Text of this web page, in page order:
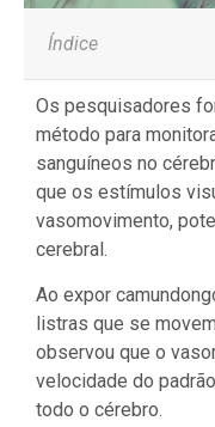
Índice
Os pesquisadores
método para
sanguíneos no
que os estímulos
vasomovimento,
cerebral.
Ao expor
listras que se
observou que o
velocidade do
todo o cérebro.